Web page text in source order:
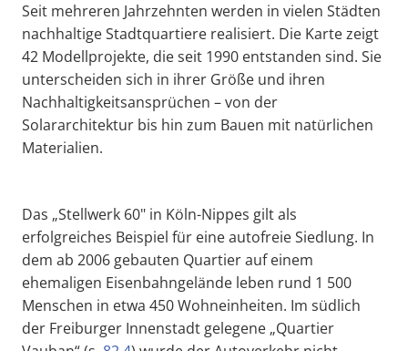
Seit mehreren Jahrzehnten werden in vielen Städten
nachhaltige Stadtquartiere realisiert. Die Karte zeigt
42 Modellprojekte, die seit 1990 entstanden sind. Sie
unterscheiden sich in ihrer Größe und ihren
Nachhaltigkeitsansprüchen – von der
Solararchitektur bis hin zum Bauen mit natürlichen
Materialien.
Das „Stellwerk 60" in Köln-Nippes gilt als
erfolgreiches Beispiel für eine autofreie Siedlung. In
dem ab 2006 gebauten Quartier auf einem
ehemaligen Eisenbahngelände leben rund 1 500
Menschen in etwa 450 Wohneinheiten. Im südlich
der Freiburger Innenstadt gelegene „Quartier